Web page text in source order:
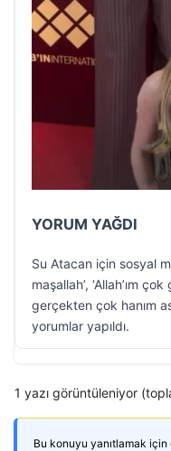
YORUM YAĞDI
Su Atacan için sosyal
maşallah’, ‘Allah’ım
gerçekten çok hanım
yorumlar yapıldı.
1 yazı görüntüleniyor
Bu konuyu yanıtlamak için